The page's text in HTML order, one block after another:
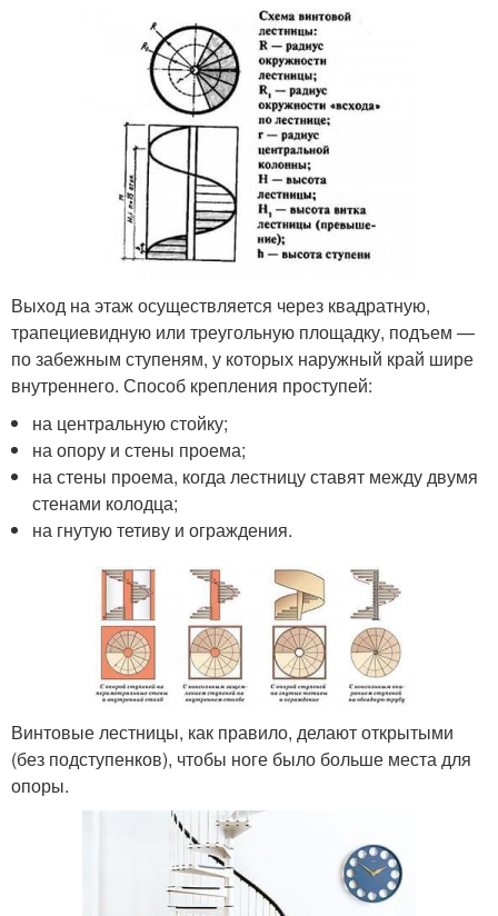
Выход на этаж осуществляется через квадратную,
трапециевидную или треугольную площадку, подъем —
по забежным ступеням, у которых наружный край шире
внутреннего. Способ крепления проступей:
на центральную стойку;
на опору и стены проема;
на стены проема, когда лестницу ставят между двумя
стенами колодца;
на гнутую тетиву и ограждения.
Винтовые лестницы, как правило, делают открытыми
(без подступенков), чтобы ноге было больше места для
опоры.